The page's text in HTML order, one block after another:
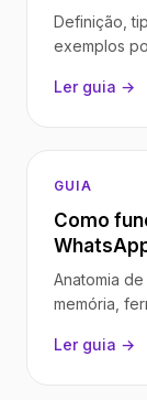
Definição,
exemplos
Ler guia →
GUIA
Como
Anatomia
memória,
Ler guia →